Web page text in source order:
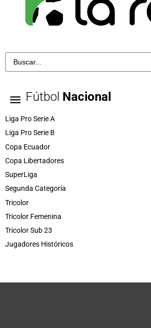
Fútbol Nacional
Liga Pro Serie A
Liga Pro Serie B
Copa Ecuador
Copa Libertadores
SuperLiga
Segunda Categoría
Tricolor
Tricolor Femenina
Tricolor Sub 23
Jugadores Históricos